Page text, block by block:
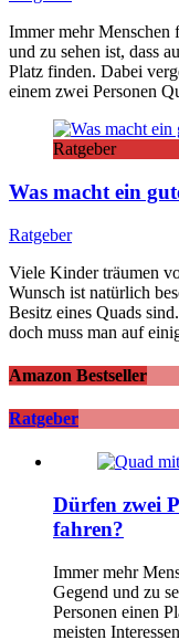
Immer mehr Menschen
und zu sehen ist, dass
Platz finden. Dabei
einem zwei Personen
Ratgeber
Was macht ein
Ratgeber
Viele Kinder träumen
Wunsch ist natürlich
Besitz eines Quads
doch muss man auf
Amazon Bestseller
Ratgeber
Dürfen zwei
fahren?
Immer mehr
Gegend und zu
Personen einen
meisten